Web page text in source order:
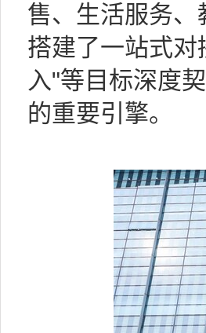
售、生活服务
搭建了一站式
入"等目标深度
的重要引擎。